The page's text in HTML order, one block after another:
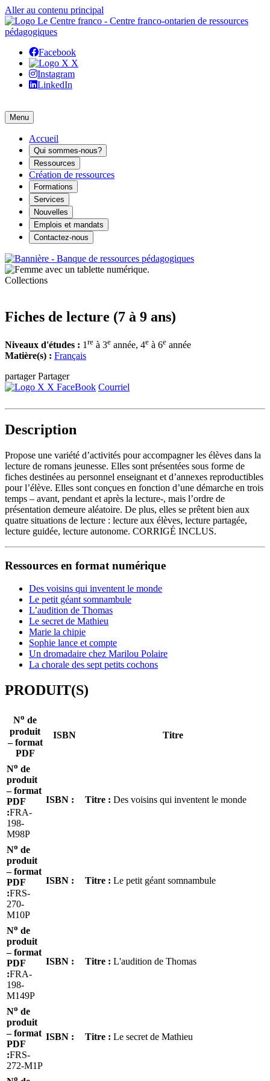
Aller au contenu principal
Facebook
X
Instagram
LinkedIn
Menu
Accueil
Qui sommes-nous?
Ressources
Création de ressources
Formations
Services
Nouvelles
Emplois et mandats
Contactez-nous
Collections
Fiches de lecture (7 à 9 ans)
Niveaux d'études : 1 re à 3e année, 4e à 6e année
Matière(s) : Français
partagerPartager
X FaceBook Courriel
Description
Propose une variété d’activités pour accompagner les élèves dans la
lecture de romans jeunesse. Elles sont présentées sous forme de
fiches destinées au personnel enseignant et d’annexes reproductibles
pour l’élève. Elles sont conçues en fonction d’une démarche en trois
temps – avant, pendant et après la lecture-, mais l’ordre de
présentation demeure aléatoire. De plus, elles se prêtent bien aux
quatre situations de lecture : lecture aux élèves, lecture partagée,
lecture guidée, lecture autonome. CORRIGÉ INCLUS.
Ressources en format numérique
Des voisins qui inventent le monde
Le petit géant somnambule
L’audition de Thomas
Le secret de Mathieu
Marie la chipie
Sophie lance et compte
Un dromadaire chez Marilou Polaire
La chorale des sept petits cochons
PRODUIT(S)
No de
produit
– format
PDF
ISBN Titre
No de
produit
– format
PDF
:FRA-
198-
M98P
ISBN : Titre : Des voisins qui inventent le monde
No de
produit
– format
PDF
:FRS-
270-
M10P
ISBN : Titre : Le petit géant somnambule
No de
produit
– format
PDF
:FRA-
198-
M149P
ISBN : Titre : L'audition de Thomas
No de
produit
– format
PDF
:FRS-
272-M1P
ISBN : Titre : Le secret de Mathieu
o